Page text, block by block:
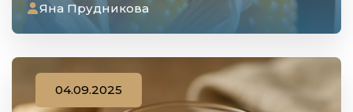
Яна Прудникова
04.09.2025